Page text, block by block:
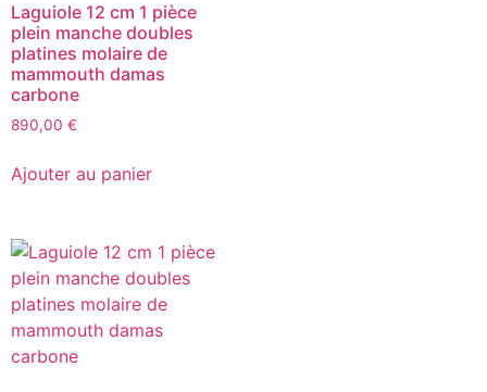
Laguiole 12 cm 1 pièce
plein manche doubles
platines molaire de
mammouth damas
carbone
890,00 €
Ajouter au panier